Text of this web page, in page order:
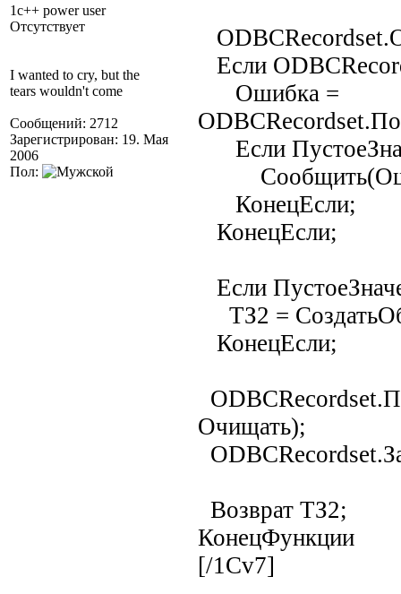
1c++ power user
Отсутствует
I wanted to cry, but the
tears wouldn't come
Сообщений: 2712
Зарегистрирован: 19. Мая
2006
Пол:
Если
Ошибка =
Если
КонецЕсли;
КонецЕсли;
Если
ТЗ2 =
КонецЕсли;
Очищать);
Возврат ТЗ2;
КонецФункции
[/1Cv7]